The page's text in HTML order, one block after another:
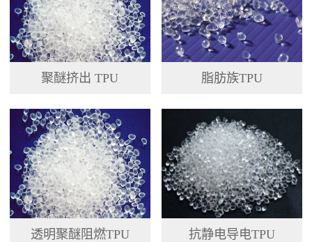
聚醚挤出 TPU 脂肪族TPU
透明聚醚阻燃TPU 抗静电导电TPU